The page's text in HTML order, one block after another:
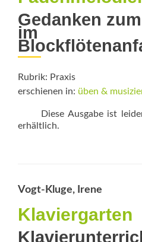
Gedanken
im
Rubrik: Praxis
erschienen in: üben &
Diese Ausgabe ist leider
erhältlich.
Vogt-Kluge, Irene
Klaviergarten